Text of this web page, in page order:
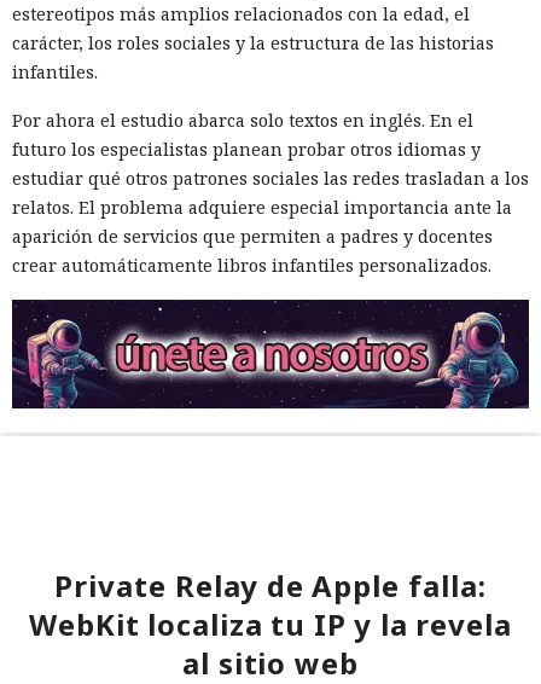
estereotipos más amplios relacionados con la edad, el
carácter, los roles sociales y la estructura de las historias
infantiles.
Por ahora el estudio abarca solo textos en inglés. En el
futuro los especialistas planean probar otros idiomas y
estudiar qué otros patrones sociales las redes trasladan a los
relatos. El problema adquiere especial importancia ante la
aparición de servicios que permiten a padres y docentes
crear automáticamente libros infantiles personalizados.
Private Relay de Apple falla:
WebKit localiza tu IP y la revela
al sitio web